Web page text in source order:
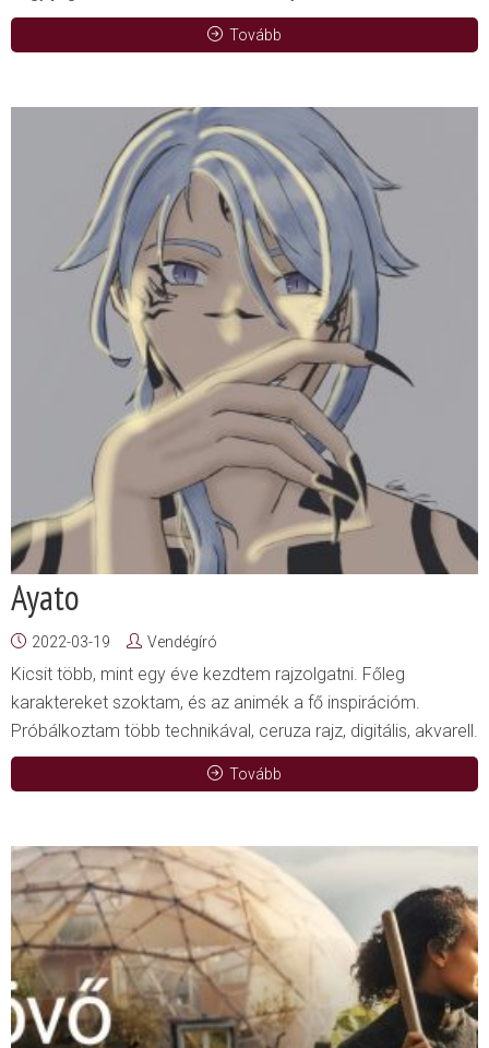
Tovább
Ayato
2022-03-19 Vendégíró
Kicsit több, mint egy éve kezdtem rajzolgatni. Főleg
karaktereket szoktam, és az animék a fő inspirációm.
Próbálkoztam több technikával, ceruza rajz, digitális, akvarell.
Tovább